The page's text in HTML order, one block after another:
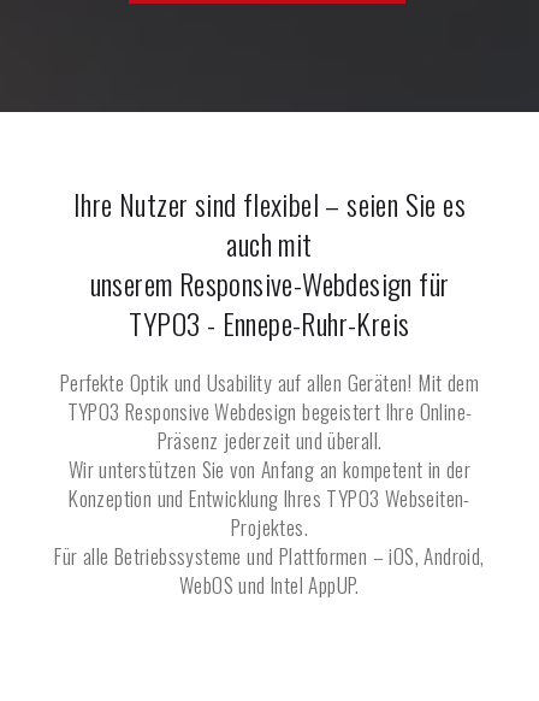
Ihre Nutzer sind flexibel – seien Sie es
auch mit
unserem Responsive-Webdesign für
TYPO3 - Ennepe-Ruhr-Kreis
Perfekte Optik und Usability auf allen Geräten! Mit dem
TYPO3 Responsive Webdesign begeistert Ihre Online-
Präsenz jederzeit und überall.
Wir unterstützen Sie von Anfang an kompetent in der
Konzeption und Entwicklung Ihres TYPO3 Webseiten-
Projektes.
Für alle Betriebssysteme und Plattformen – iOS, Android,
WebOS und Intel AppUP.